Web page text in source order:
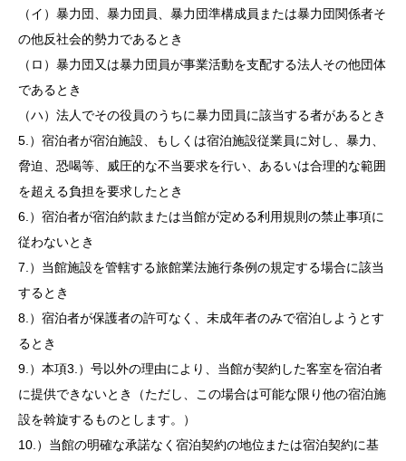
（イ）暴力団、暴力団員、暴力団準構成員または暴力団関係者そ
の他反社会的勢力であるとき
（ロ）暴力団又は暴力団員が事業活動を支配する法人その他団体
であるとき
（ハ）法人でその役員のうちに暴力団員に該当する者があるとき
5.）宿泊者が宿泊施設、もしくは宿泊施設従業員に対し、暴力、
脅迫、恐喝等、威圧的な不当要求を行い、あるいは合理的な範囲
を超える負担を要求したとき
6.）宿泊者が宿泊約款または当館が定める利用規則の禁止事項に
従わないとき
7.）当館施設を管轄する旅館業法施行条例の規定する場合に該当
するとき
8.）宿泊者が保護者の許可なく、未成年者のみで宿泊しようとす
るとき
9.）本項3.）号以外の理由により、当館が契約した客室を宿泊者
に提供できないとき（ただし、この場合は可能な限り他の宿泊施
設を斡旋するものとします。）
10.）当館の明確な承諾なく宿泊契約の地位または宿泊契約に基